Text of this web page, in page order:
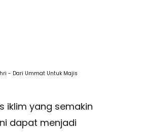
- Dari Ummat Untuk Majis
iklim yang semakin
dapat menjadi